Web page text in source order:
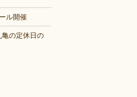
ル開催
亀の定休日の